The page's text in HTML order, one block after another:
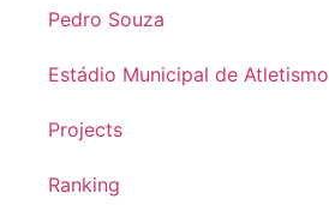
Pedro Souza
Estádio Municipal de Atletismo
Projects
Ranking